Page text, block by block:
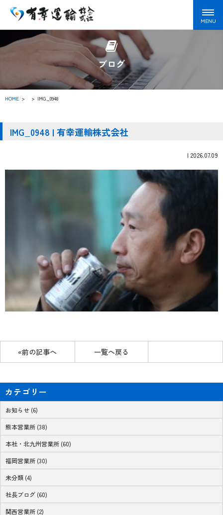
ブログ
HOME > IMG_0948
IMG_0948 | 有幸運輸株式会社
| 2026.07.09
«前の記事へ 一覧へ戻る
カテゴリー
お知らせ (6)
熊本営業所 (38)
本社・北九州営業所 (60)
福岡営業所 (30)
未分類 (4)
社長ブログ (60)
関西営業所 (2)